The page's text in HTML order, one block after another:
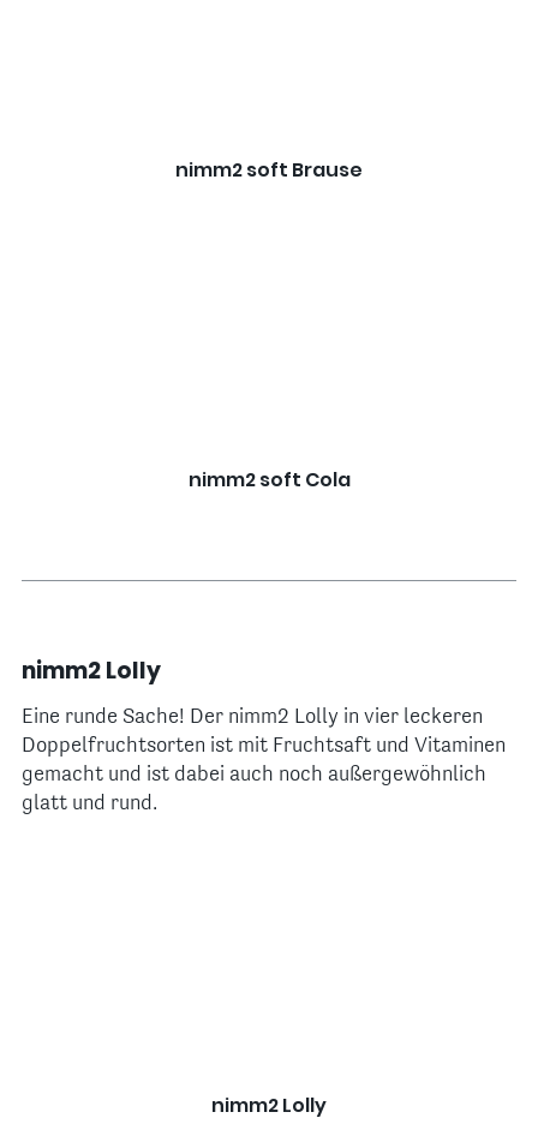
nimm2 soft Brause
nimm2 soft Cola
nimm2 Lolly
Eine runde Sache! Der nimm2 Lolly in vier leckeren
Doppelfruchtsorten ist mit Fruchtsaft und Vitaminen
gemacht und ist dabei auch noch außergewöhnlich
glatt und rund.
nimm2 Lolly